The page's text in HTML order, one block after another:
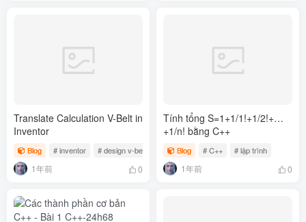
Translate Calculation V-Belt in
Inventor
Blog # inventor # design v-betl
1年前 0
Tính tổng S=1+1/1!+1/2!+…
+1/n! bằng C++
Blog # C++ # lập trình
1年前 0